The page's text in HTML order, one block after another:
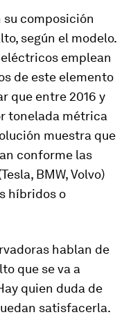
composición
según el modelo.
emplean
de este elemento
que entre 2016 y
tonelada métrica
muestra que
conforme las
BMW, Volvo)
híbridos o
hablan de
que se va a
quien duda de
satisfacerla.